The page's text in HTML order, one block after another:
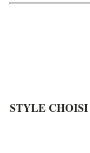
STYLE CHOISI